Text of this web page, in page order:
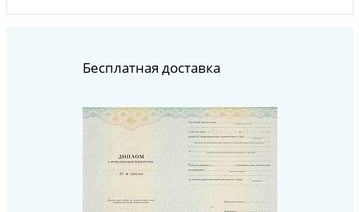
Бесплатная доставка